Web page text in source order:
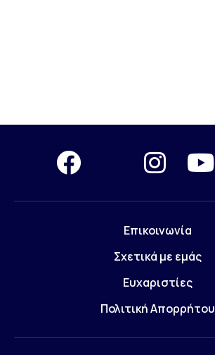
Επικοινωνία
Σχετικά με εμάς
Ευχαριστίες
Πολιτική Απορρήτου